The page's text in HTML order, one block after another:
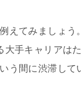
えてみましょ
大手キャリアは
う間に渋滞して